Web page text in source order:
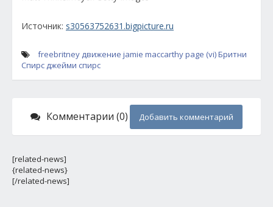
Источник: s30563752631.bigpicture.ru
freebritney движение jamie maccarthypage (vi)Бритни
Спирс джейми спирс
Комментарии (0) Добавить комментарий
[related-news]
{related-news}
[/related-news]